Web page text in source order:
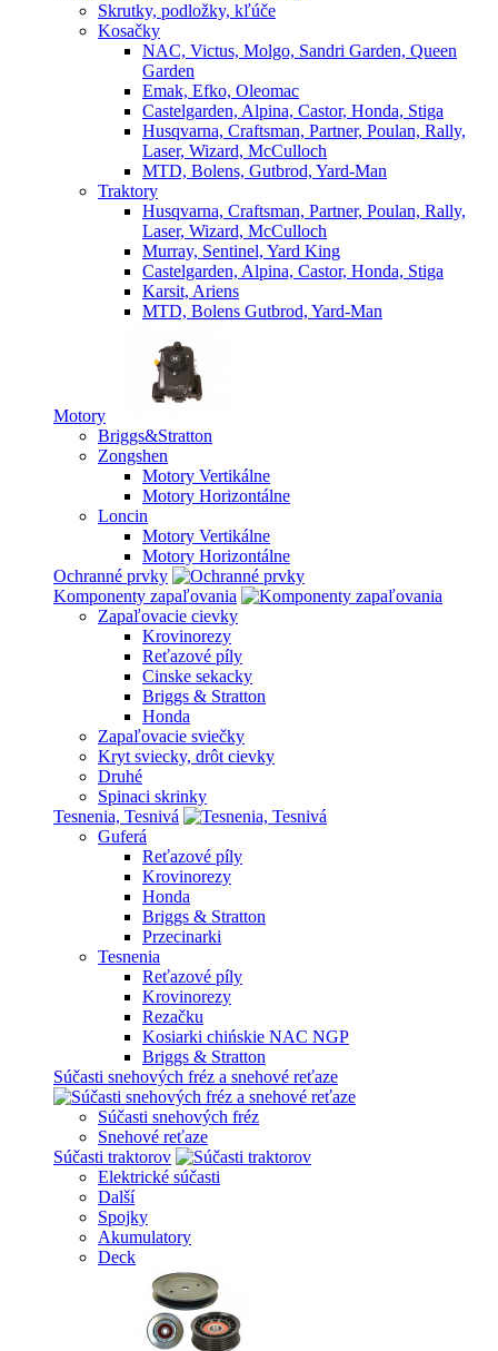
Skrutky, podložky, kľúče
Kosačky
NAC, Victus, Molgo, Sandri Garden, Queen
Garden
Emak, Efko, Oleomac
Castelgarden, Alpina, Castor, Honda, Stiga
Husqvarna, Craftsman, Partner, Poulan, Rally,
Laser, Wizard, McCulloch
MTD, Bolens, Gutbrod, Yard-Man
Traktory
Husqvarna, Craftsman, Partner, Poulan, Rally,
Laser, Wizard, McCulloch
Murray, Sentinel, Yard King
Castelgarden, Alpina, Castor, Honda, Stiga
Karsit, Ariens
MTD, Bolens Gutbrod, Yard-Man
Motory
Briggs&Stratton
Zongshen
Motory Vertikálne
Motory Horizontálne
Loncin
Motory Vertikálne
Motory Horizontálne
Ochranné prvky
Komponenty zapaľovania
Zapaľovacie cievky
Krovinorezy
Reťazové píly
Cinske sekacky
Briggs & Stratton
Honda
Zapaľovacie sviečky
Kryt sviecky, drôt cievky
Druhé
Spinaci skrinky
Tesnenia, Tesnivá
Guferá
Reťazové píly
Krovinorezy
Honda
Briggs & Stratton
Przecinarki
Tesnenia
Reťazové píly
Krovinorezy
Rezačku
Kosiarki chińskie NAC NGP
Briggs & Stratton
Súčasti snehových fréz a snehové reťaze
Súčasti snehových fréz
Snehové reťaze
Súčasti traktorov
Elektrické súčasti
Další
Spojky
Akumulatory
Deck